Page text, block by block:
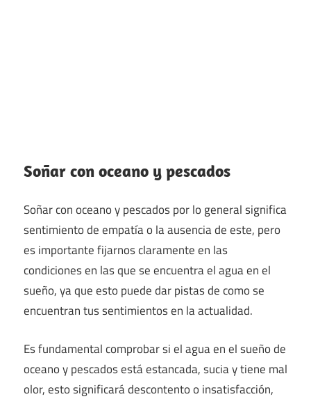
Soñar con oceano y pescados
Soñar con oceano y pescados por lo general significa
sentimiento de empatía o la ausencia de este, pero
es importante fijarnos claramente en las
condiciones en las que se encuentra el agua en el
sueño, ya que esto puede dar pistas de como se
encuentran tus sentimientos en la actualidad.
Es fundamental comprobar si el agua en el sueño de
oceano y pescados está estancada, sucia y tiene mal
olor, esto significará descontento o insatisfacción,